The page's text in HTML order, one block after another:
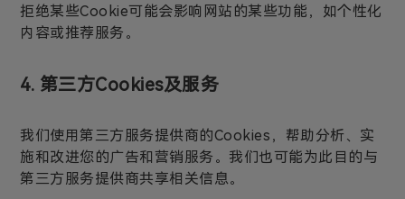
拒绝某些Cookie可能会影响网站的某些功能，如个性化
内容或推荐服务。
4. 第三方Cookies及服务
我们使用第三方服务提供商的Cookies，帮助分析、实
施和改进您的广告和营销服务。我们也可能为此目的与
第三方服务提供商共享相关信息。